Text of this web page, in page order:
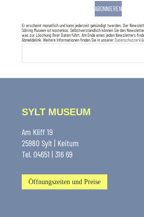
ABONNIEREN
Er erscheint monatlich und kann jederzeit gekündigt twerden. Der
Sölring Museen ist kostenlos. Selbstverständlich können Sie den
was zur Löschung Ihrer Daten führt. Am Ende eines jeden Newsletters
Abmeldelink. Weitere Informationen finden Sie in unserer
SYLT MUSEUM
Am Kliff 19
25980 Sylt | Keitum
Tel. 04651 | 316 69
Öffnungszeiten und Preise